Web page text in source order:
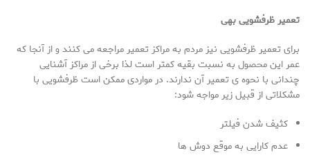
تعمیر ظرفشویی بهی
برای تعمیر ظرفشویی نیز مردم به مراکز تعمیر مراجعه می کنند و از آنجا که
عمر این محصول به نسبت بقیه کمتر است لذا برخی از مراکز آشنایی
چندانی با نحوه ی تعمیر آن ندارند. در مواردی ممکن است ظرفشویی با
مشکلاتی از قبیل زیر مواجه شود:
کثیف شدن فیلتر
عدم کارایی به موقع دوش ها